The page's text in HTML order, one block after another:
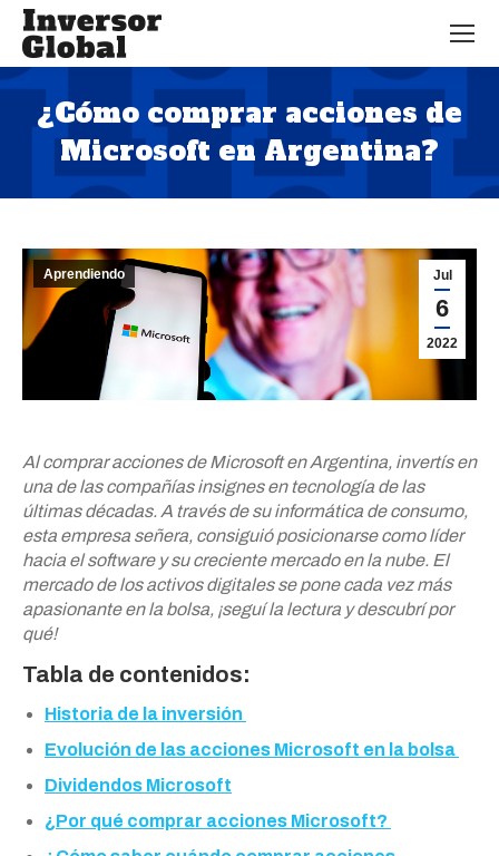
¿Cómo comprar acciones de
Microsoft en Argentina?
Estás aquí:
Jul
6
2022
Aprendiendo
Al comprar acciones de Microsoft en Argentina, invertís en
una de las compañías insignes en tecnología de las
últimas décadas. A través de su informática de consumo,
esta empresa señera, consiguió posicionarse como líder
hacia el software y su creciente mercado en la nube. El
mercado de los activos digitales se pone cada vez más
apasionante en la bolsa, ¡seguí la lectura y descubrí por
qué!
Tabla de contenidos:
Historia de la inversión
Evolución de las acciones Microsoft en la bolsa
Dividendos Microsoft
¿Por qué comprar acciones Microsoft?